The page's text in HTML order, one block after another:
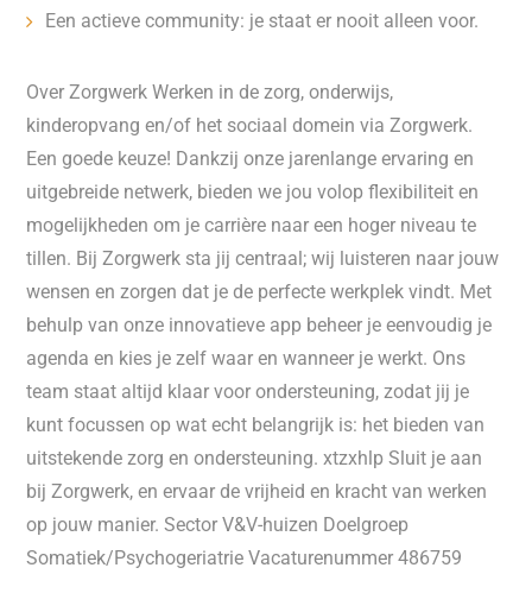
Een actieve community: je staat er nooit alleen voor.
Over Zorgwerk Werken in de zorg, onderwijs,
kinderopvang en/of het sociaal domein via Zorgwerk.
Een goede keuze! Dankzij onze jarenlange ervaring en
uitgebreide netwerk, bieden we jou volop flexibiliteit en
mogelijkheden om je carrière naar een hoger niveau te
tillen. Bij Zorgwerk sta jij centraal; wij luisteren naar jouw
wensen en zorgen dat je de perfecte werkplek vindt. Met
behulp van onze innovatieve app beheer je eenvoudig je
agenda en kies je zelf waar en wanneer je werkt. Ons
team staat altijd klaar voor ondersteuning, zodat jij je
kunt focussen op wat echt belangrijk is: het bieden van
uitstekende zorg en ondersteuning. xtzxhlp Sluit je aan
bij Zorgwerk, en ervaar de vrijheid en kracht van werken
op jouw manier. Sector V&V-huizen Doelgroep
Somatiek/Psychogeriatrie Vacaturenummer 486759